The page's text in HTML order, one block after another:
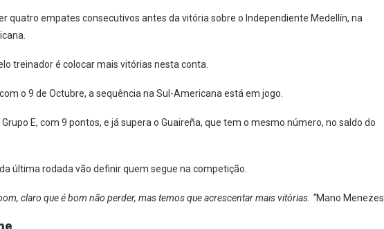
quatro empates consecutivos antes da vitória sobre o Independiente Medellín, na
treinador é colocar mais vitórias nesta conta.
o 9 de Octubre, a sequência na Sul-Americana está em jogo.
E, com 9 pontos, e já supera o Guaireña, que tem o mesmo número, no saldo do
última rodada vão definir quem segue na competição.
claro que é bom não perder, mas temos que acrescentar mais vitórias. “Mano Menezes